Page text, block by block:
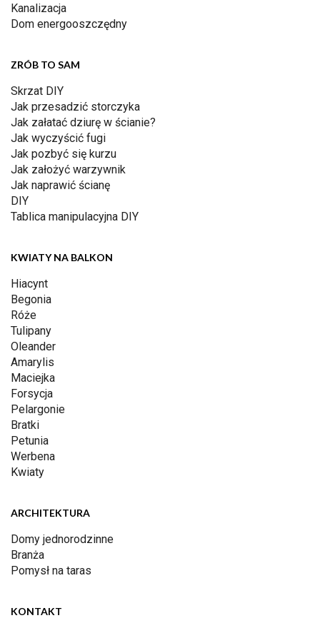
Kanalizacja
Dom energooszczędny
ZRÓB TO SAM
Skrzat DIY
Jak przesadzić storczyka
Jak załatać dziurę w ścianie?
Jak wyczyścić fugi
Jak pozbyć się kurzu
Jak założyć warzywnik
Jak naprawić ścianę
DIY
Tablica manipulacyjna DIY
KWIATY NA BALKON
Hiacynt
Begonia
Róże
Tulipany
Oleander
Amarylis
Maciejka
Forsycja
Pelargonie
Bratki
Petunia
Werbena
Kwiaty
ARCHITEKTURA
Domy jednorodzinne
Branża
Pomysł na taras
KONTAKT